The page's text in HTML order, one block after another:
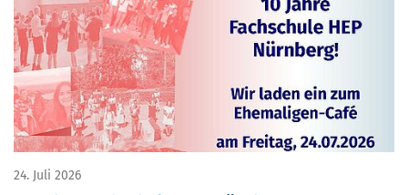
24. Juli 2026